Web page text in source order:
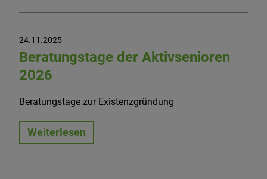
24.11.2025
Beratungstage der Aktivsenioren
2026
Beratungstage zur Existenzgründung
Weiterlesen